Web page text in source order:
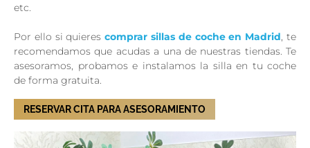
etc.
Por ello si quieres comprar sillas de coche en Madrid, te
recomendamos que acudas a una de nuestras tiendas. Te
asesoramos, probamos e instalamos la silla en tu coche
de forma gratuita.
RESERVAR CITA PARA ASESORAMIENTO